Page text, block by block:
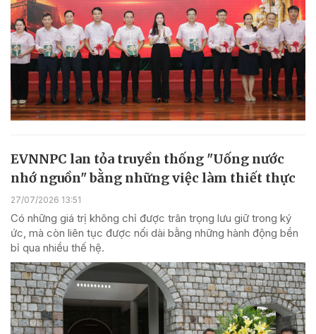
EVNNPC lan tỏa truyền thống "Uống nước
nhớ nguồn" bằng những việc làm thiết thực
27/07/2026 13:51
Có những giá trị không chỉ được trân trọng lưu giữ trong ký
ức, mà còn liên tục được nối dài bằng những hành động bền
bỉ qua nhiều thế hệ.